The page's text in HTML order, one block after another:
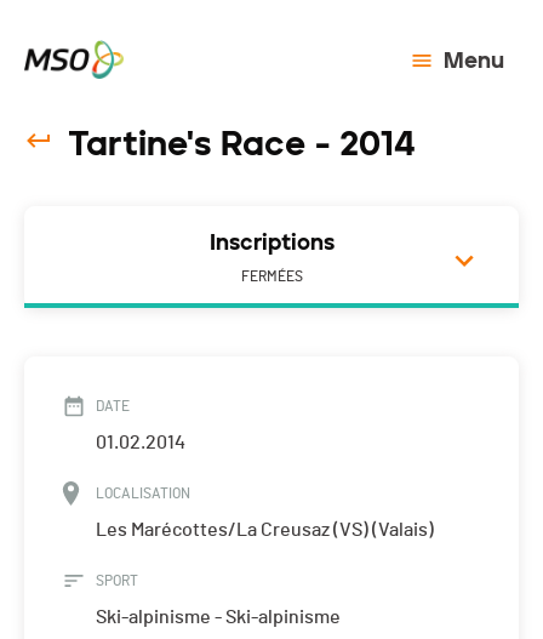
Menu
Tartine's Race - 2014
Inscriptions
FERMÉES
DATE
01.02.2014
LOCALISATION
Les Marécottes/La Creusaz (VS) (Valais)
SPORT
Ski-alpinisme - Ski-alpinisme